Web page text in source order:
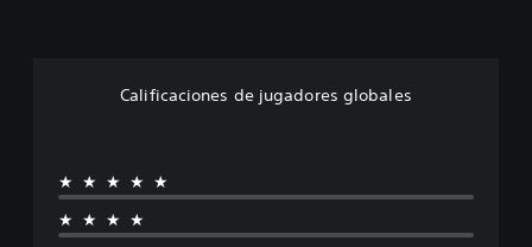
Calificaciones de jugadores globales
★★★★★
★★★★